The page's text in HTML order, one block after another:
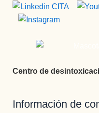
Centro de
Información de